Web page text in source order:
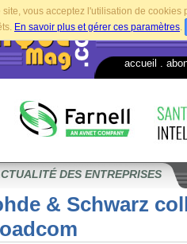
vous acceptez l'utilisation de
En savoir plus et gérer ces paramètres.
accueil
DES ENTREPRISES
& Schwarz